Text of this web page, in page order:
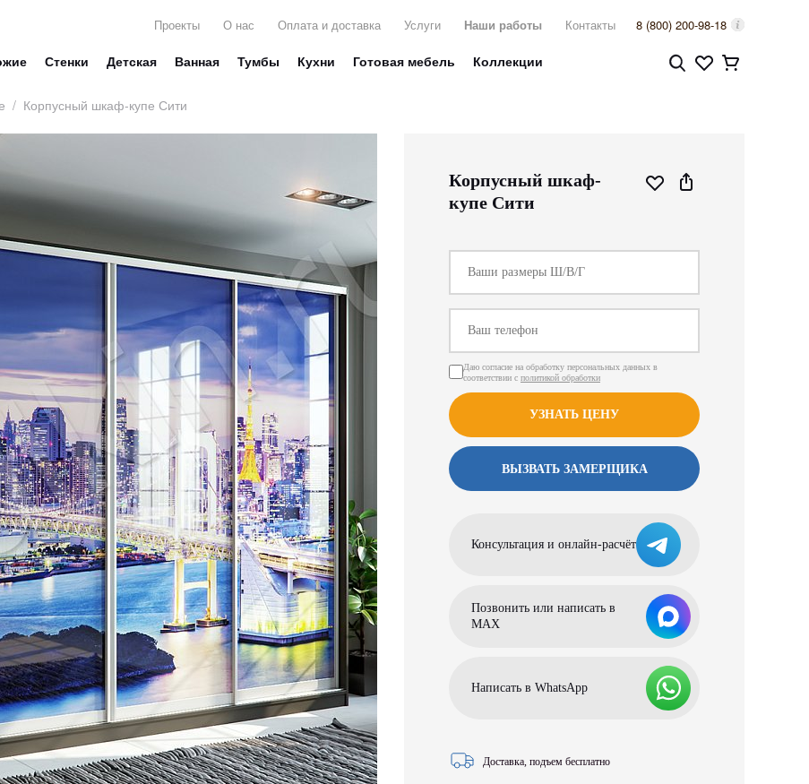
Проекты О нас Оплата и доставка Услуги Наши работы Контакты 8 (800) 200-98-18
Стенки Детская Ванная Тумбы Кухни Готовая мебель Коллекции
/ Корпусный шкаф-купе Сити
Корпусный шкаф-
купе Сити
Даю согласие на обработку персональных данных в
соответствии с политикой обработки
УЗНАТЬ ЦЕНУ
ВЫЗВАТЬ ЗАМЕРЩИКА
Консультация и онлайн-расчёт
Позвонить или написать в
МАХ
Написать в WhatsApp
Доставка, подъем бесплатно